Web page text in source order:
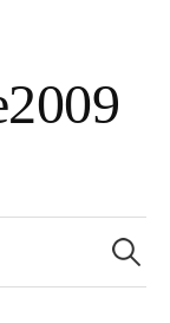
e
a